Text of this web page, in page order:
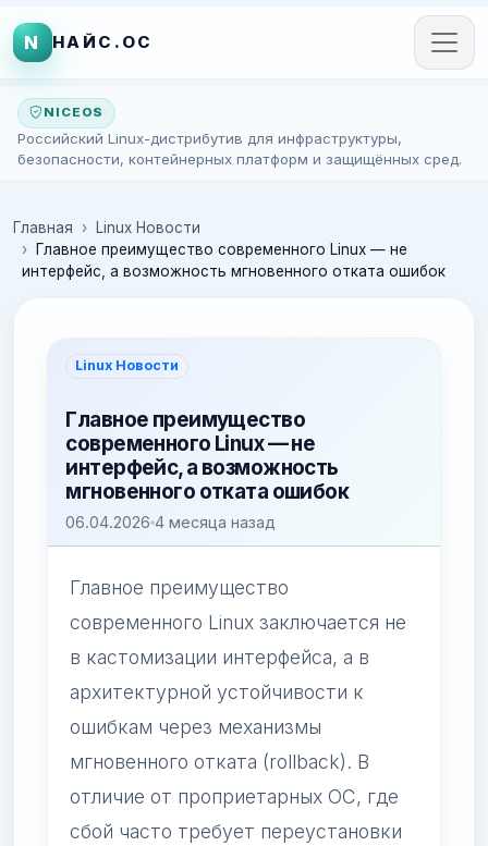
N НАЙС.ОС
NICEOS
Российский Linux-дистрибутив для инфраструктуры,
безопасности, контейнерных платформ и защищённых сред.
Главная
Linux Новости
Главное преимущество современного Linux — не
интерфейс, а возможность мгновенного отката ошибок
Linux Новости
Главное преимущество
современного Linux — не
интерфейс, а возможность
мгновенного отката ошибок
06.04.2026 4 месяца назад
Главное преимущество
современного Linux заключается не
в кастомизации интерфейса, а в
архитектурной устойчивости к
ошибкам через механизмы
мгновенного отката (rollback). В
отличие от проприетарных ОС, где
сбой часто требует переустановки